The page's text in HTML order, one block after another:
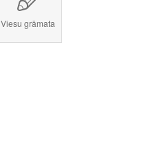
Viesu grāmata